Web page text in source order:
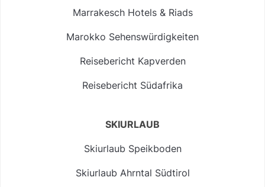
Marrakesch Hotels & Riads
Marokko Sehenswürdigkeiten
Reisebericht Kapverden
Reisebericht Südafrika
SKIURLAUB
Skiurlaub Speikboden
Skiurlaub Ahrntal Südtirol